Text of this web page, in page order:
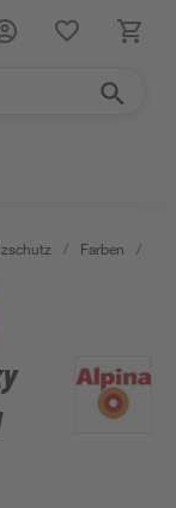
/ Farben /